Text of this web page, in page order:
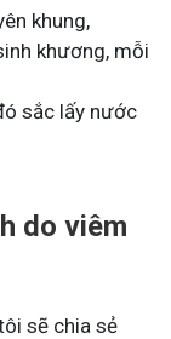
khung,
khương, mỗi
sắc lấy nước
do viêm
sẽ chia sẻ